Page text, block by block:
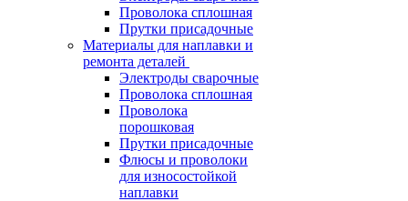
Проволока сплошная
Прутки присадочные
Материалы для наплавки и
ремонта деталей
Электроды сварочные
Проволока сплошная
Проволока
порошковая
Прутки присадочные
Флюсы и проволоки
для износостойкой
наплавки